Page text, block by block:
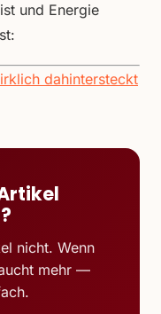
und Energie
dahintersteckt
nicht. Wenn
mehr —